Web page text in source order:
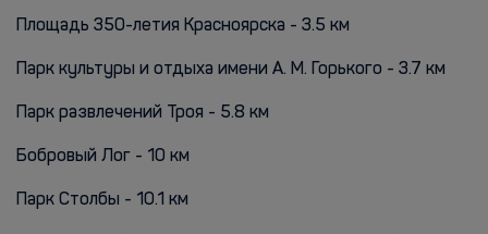
Площадь 350-летия Красноярска - 3.5 км
Парк культуры и отдыха имени А. М. Горького - 3.7 км
Парк развлечений Троя - 5.8 км
Бобровый Лог - 10 км
Парк Столбы - 10.1 км